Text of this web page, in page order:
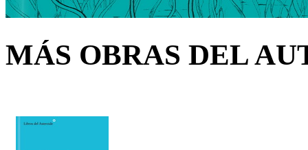
MÁS OBRAS DEL